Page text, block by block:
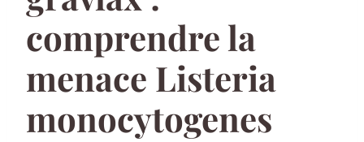
comprendre la
menace Listeria
monocytogenes